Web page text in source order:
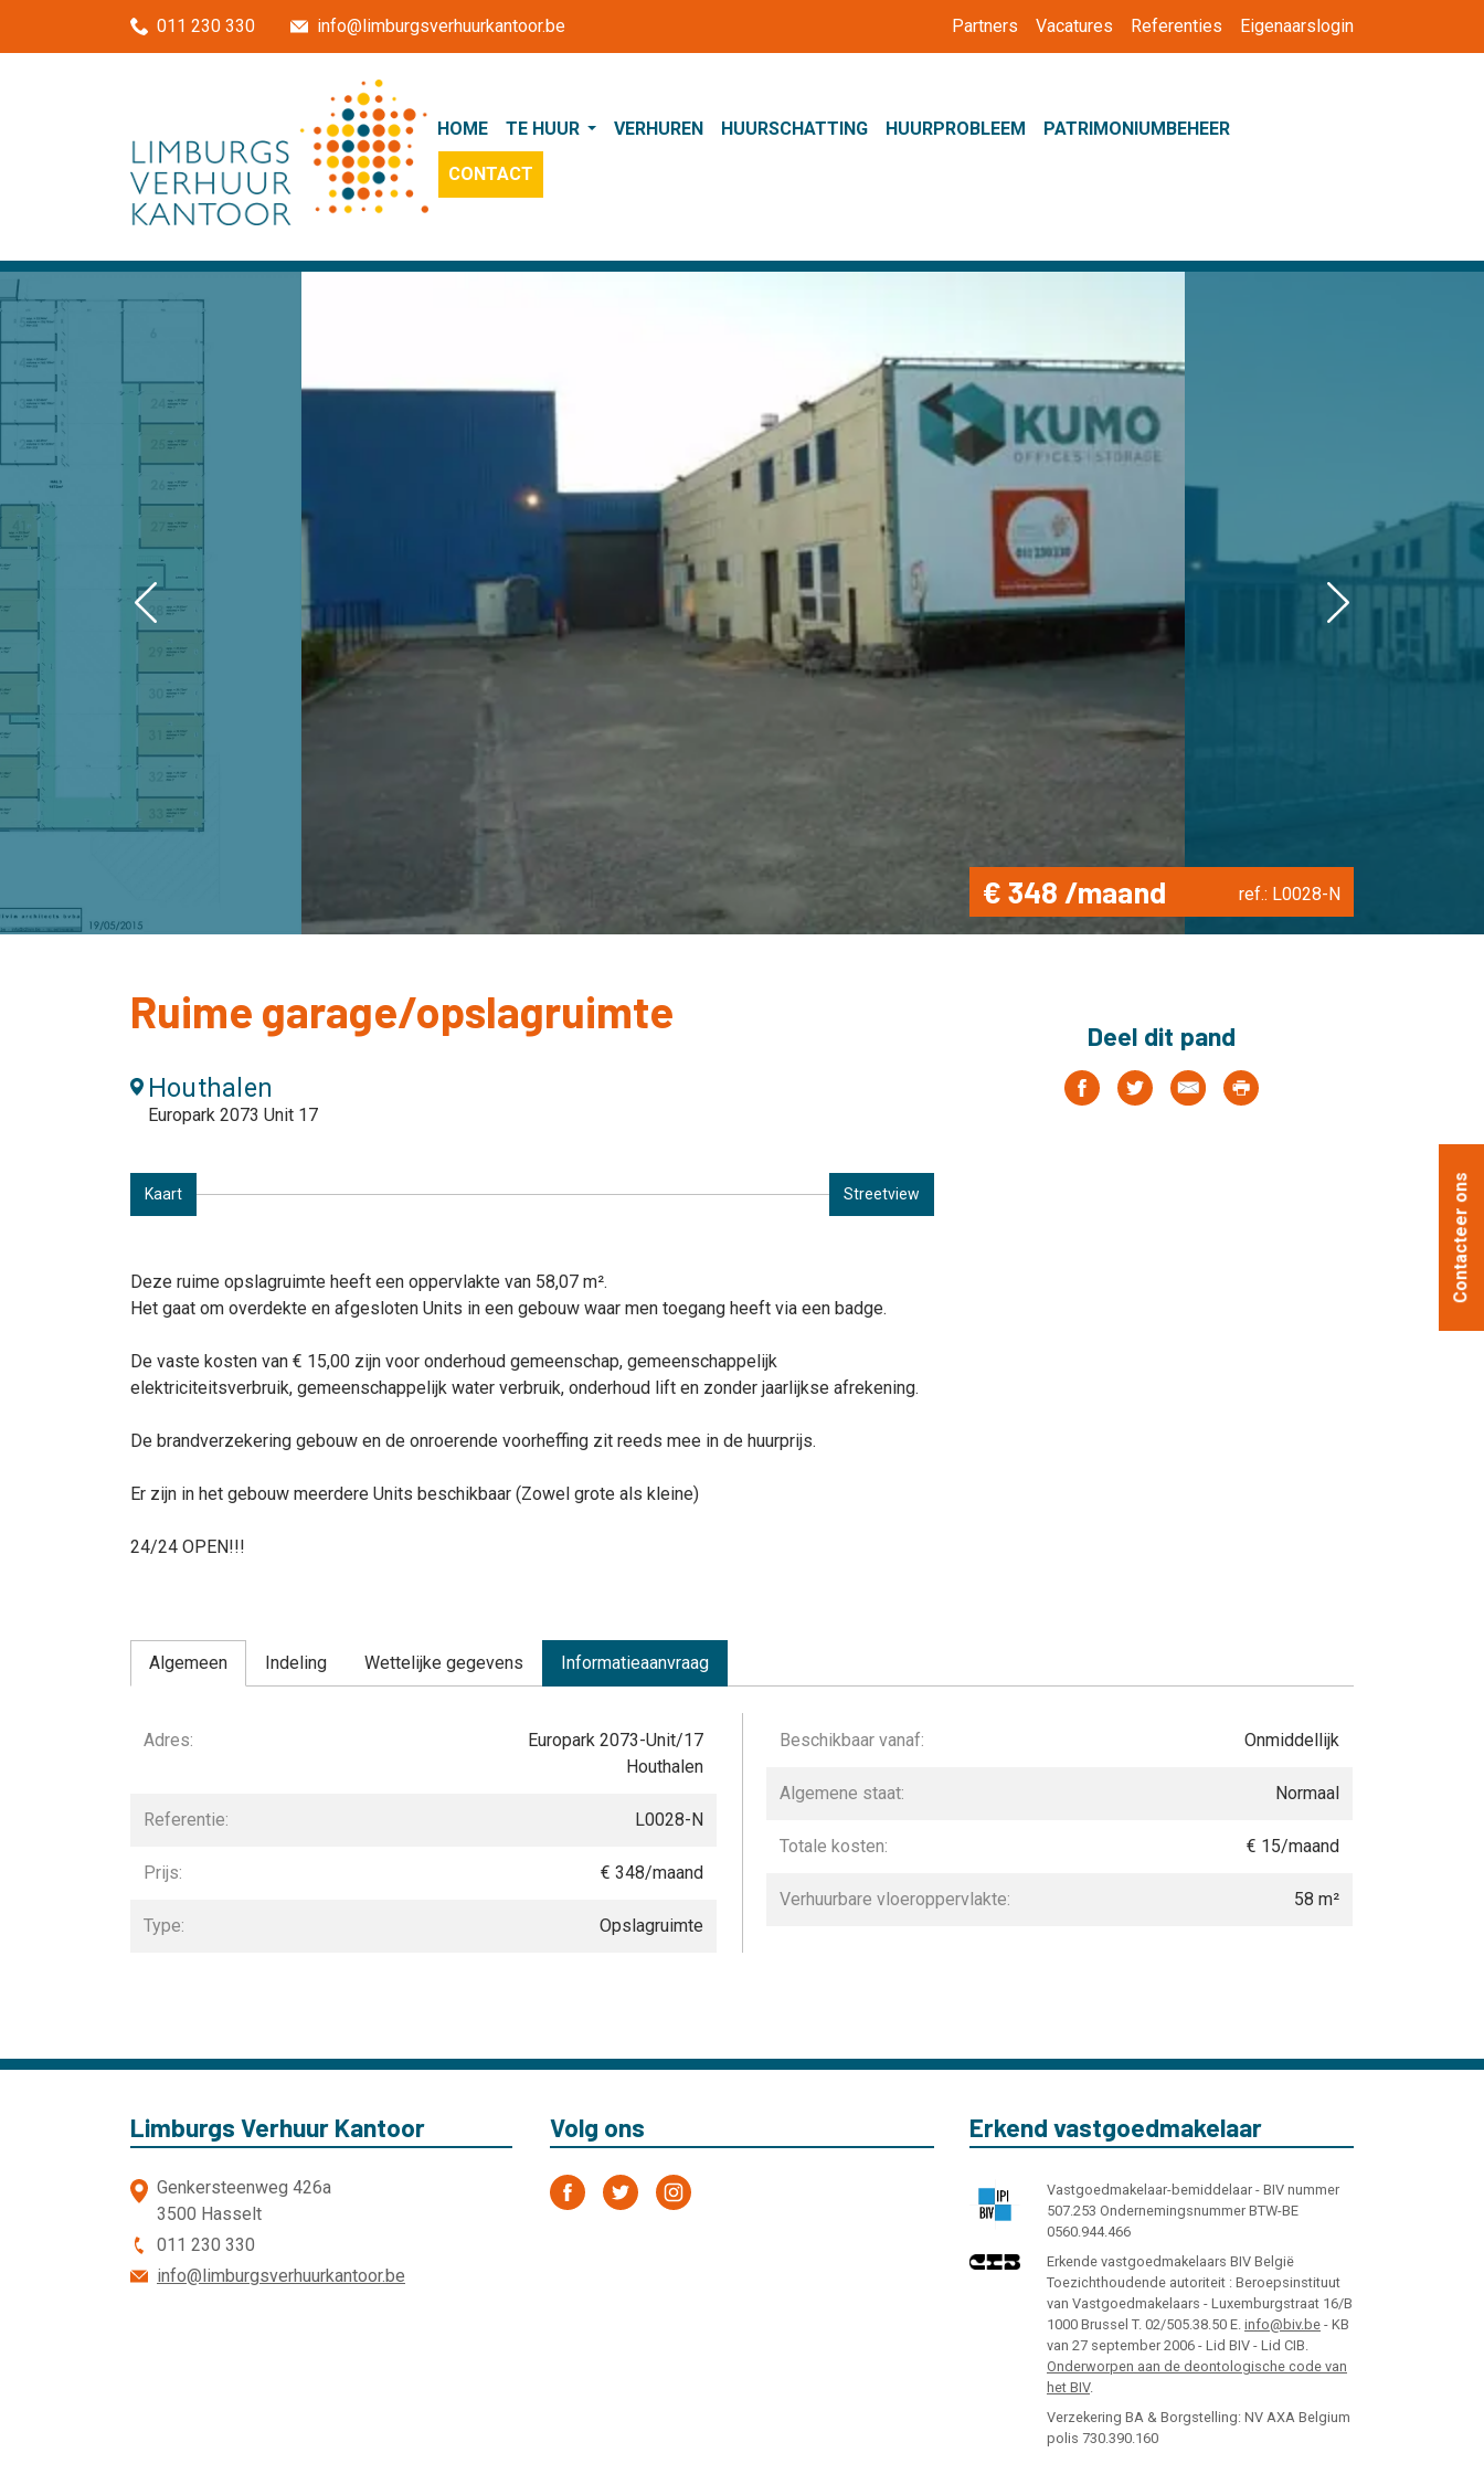
Menu overslaan en naar de inhoud gaan
011 230 330 info@limburgsverhuurkantoor.be Partners Vacatures Referenties Eigenaarslogin
HOME TE HUUR VERHUREN HUURSCHATTING HUURPROBLEEM PATRIMONIUMBEHEER
CONTACT
Previous Next
€ 348 /maand ref.: L0028-N
Ruime garage/opslagruimte
Houthalen
Europark 2073 Unit 17
Kaart Streetview
Deze ruime opslagruimte heeft een oppervlakte van 58,07 m².
Het gaat om overdekte en afgesloten Units in een gebouw waar men toegang heeft via een badge.
De vaste kosten van € 15,00 zijn voor onderhoud gemeenschap, gemeenschappelijk
elektriciteitsverbruik, gemeenschappelijk water verbruik, onderhoud lift en zonder jaarlijkse afrekening.
De brandverzekering gebouw en de onroerende voorheffing zit reeds mee in de huurprijs.
Er zijn in het gebouw meerdere Units beschikbaar (Zowel grote als kleine)
24/24 OPEN!!!
Deel dit pand
Algemeen Indeling Wettelijke gegevens Informatieaanvraag
Algemeen
Adres:
Europark 2073-Unit/17
Houthalen
Referentie: L0028-N
Prijs: € 348/maand
Type: Opslagruimte
Beschikbaar vanaf: Onmiddellijk
Algemene staat: Normaal
Totale kosten: € 15/maand
Verhuurbare vloeroppervlakte: 58 m²
Limburgs Verhuur Kantoor
Genkersteenweg 426a
3500 Hasselt
011 230 330
info@limburgsverhuurkantoor.be
Volg ons Erkend vastgoedmakelaar
Vastgoedmakelaar-bemiddelaar - BIV nummer
507.253 Ondernemingsnummer BTW-BE
0560.944.466
Erkende vastgoedmakelaars BIV België
Toezichthoudende autoriteit : Beroepsinstituut
van Vastgoedmakelaars - Luxemburgstraat 16/B
1000 Brussel T. 02/505.38.50 E. info@biv.be - KB
van 27 september 2006 - Lid BIV - Lid CIB.
Onderworpen aan de deontologische code van
het BIV.
Verzekering BA & Borgstelling: NV AXA Belgium
polis 730.390.160
Contacteer ons